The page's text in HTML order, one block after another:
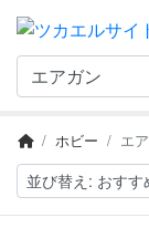
ホビー エ